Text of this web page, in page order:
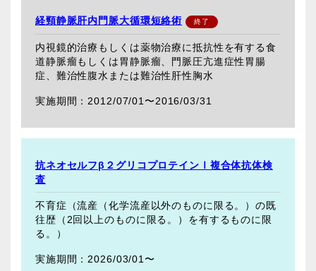
経頸静脈肝内門脈大循環短絡術
内視鏡的治療もしくは薬物治療に抵抗性を有する食
道静脈瘤もしくは胃静脈瘤、門脈圧亢進症性胃腸
症、難治性腹水または難治性肝性胸水
2012/07/01〜2016/03/31
抗ネオセルフβ２グリコプロテインⅠ複合体抗体検
査
不育症（流産（化学流産以外のものに限る。）の既
往歴（2回以上のものに限る。）を有するものに限
る。）
2026/03/01〜